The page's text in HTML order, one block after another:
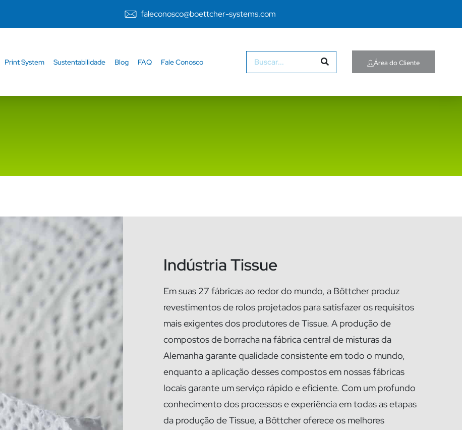
faleconosco@boettcher-systems.com
Print System Sustentabilidade Blog FAQ Fale Conosco Área do Cliente
Indústria Tissue
Em suas 27 fábricas ao redor do mundo, a Böttcher produz
revestimentos de rolos projetados para satisfazer os requisitos
mais exigentes dos produtores de Tissue. A produção de
compostos de borracha na fábrica central de misturas da
Alemanha garante qualidade consistente em todo o mundo,
enquanto a aplicação desses compostos em nossas fábricas
locais garante um serviço rápido e eficiente. Com um profundo
conhecimento dos processos e experiência em todas as etapas
da produção de Tissue, a Böttcher oferece os melhores